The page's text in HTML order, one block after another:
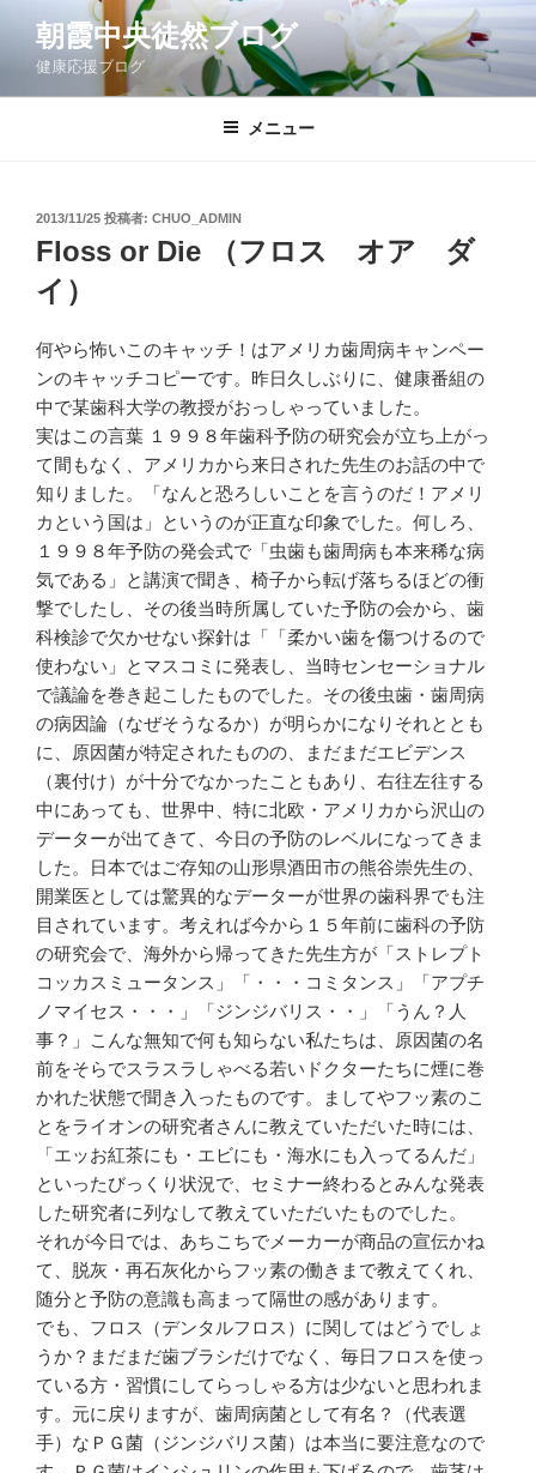
ン
朝霞中央徒然ブログ
健康応援ブログ
メニュー
投
稿
日:
2013/11/25 投稿者: CHUO_ADMIN
Floss or Die （フロス オア ダ
イ）
何やら怖いこのキャッチ！はアメリカ歯周病キャンペー
ンのキャッチコピーです。昨日久しぶりに、健康番組の
中で某歯科大学の教授がおっしゃっていました。
実はこの言葉 １９９８年歯科予防の研究会が立ち上がっ
て間もなく、アメリカから来日された先生のお話の中で
知りました。「なんと恐ろしいことを言うのだ！アメリ
カという国は」というのが正直な印象でした。何しろ、
１９９８年予防の発会式で「虫歯も歯周病も本来稀な病
気である」と講演で聞き、椅子から転げ落ちるほどの衝
撃でしたし、その後当時所属していた予防の会から、歯
科検診で欠かせない探針は「「柔かい歯を傷つけるので
使わない」とマスコミに発表し、当時センセーショナル
で議論を巻き起こしたものでした。その後虫歯・歯周病
の病因論（なぜそうなるか）が明らかになりそれととも
に、原因菌が特定されたものの、まだまだエビデンス
（裏付け）が十分でなかったこともあり、右往左往する
中にあっても、世界中、特に北欧・アメリカから沢山の
データーが出てきて、今日の予防のレベルになってきま
した。日本ではご存知の山形県酒田市の熊谷崇先生の、
開業医としては驚異的なデーターが世界の歯科界でも注
目されています。考えれば今から１５年前に歯科の予防
の研究会で、海外から帰ってきた先生方が「ストレプト
コッカスミュータンス」「・・・コミタンス」「アプチ
ノマイセス・・・」「ジンジバリス・・」「うん？人
事？」こんな無知で何も知らない私たちは、原因菌の名
前をそらでスラスラしゃべる若いドクターたちに煙に巻
かれた状態で聞き入ったものです。ましてやフッ素のこ
とをライオンの研究者さんに教えていただいた時には、
「エッお紅茶にも・エビにも・海水にも入ってるんだ」
といったびっくり状況で、セミナー終わるとみんな発表
した研究者に列なして教えていただいたものでした。
それが今日では、あちこちでメーカーが商品の宣伝かね
て、脱灰・再石灰化からフッ素の働きまで教えてくれ、
随分と予防の意識も高まって隔世の感があります。
でも、フロス（デンタルフロス）に関してはどうでしょ
うか？まだまだ歯ブラシだけでなく、毎日フロスを使っ
ている方・習慣にしてらっしゃる方は少ないと思われま
す。元に戻りますが、歯周病菌として有名？（代表選
手）なＰＧ菌（ジンジバリス菌）は本当に要注意なので